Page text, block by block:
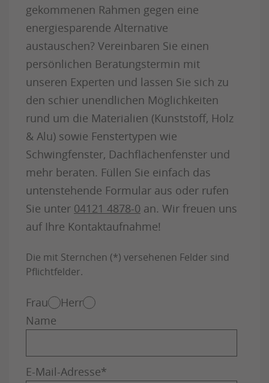
gekommenen Rahmen gegen eine
energiesparende Alternative
austauschen? Vereinbaren Sie einen
persönlichen Beratungstermin mit
unseren Experten und lassen Sie sich zu
den schier unendlichen Möglichkeiten
rund um die Materialien (Kunststoff, Holz
& Alu) sowie Fenstertypen wie
Schwingfenster, Dachflächenfenster und
mehr beraten. Füllen Sie einfach das
untenstehende Formular aus oder rufen
Sie unter 04121 4878-0 an. Wir freuen uns
auf Ihre Kontaktaufnahme!
Die mit Sternchen (*) versehenen Felder sind
Pflichtfelder.
Frau
Herr
Name
E-Mail-Adresse*